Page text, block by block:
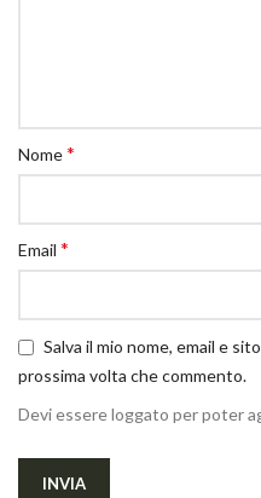
Nome*
Email *
Salva il mio nome, email e
prossima volta che commento.
Devi essere loggato per poter